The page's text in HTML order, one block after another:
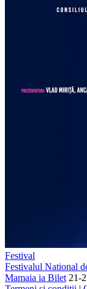
Festival
Festivalul National
Mamaia ia Bilet 21-